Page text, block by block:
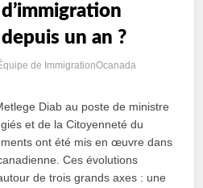
un an ?
de ImmigrationOcanada
Diab au poste de ministre
et de la Citoyenneté du
ont été mis en œuvre dans
Ces évolutions
de trois grands axes : une